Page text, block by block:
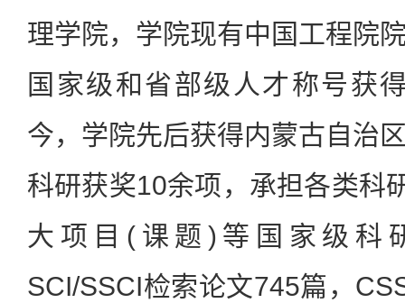
理学院，学院现有中国工程院
国家级和省部级人才称号获
今，学院先后获得内蒙古自治
科研获奖10余项，承担各类科
大项目(课题)等国家级科
SCI/SSCI检索论文745篇，